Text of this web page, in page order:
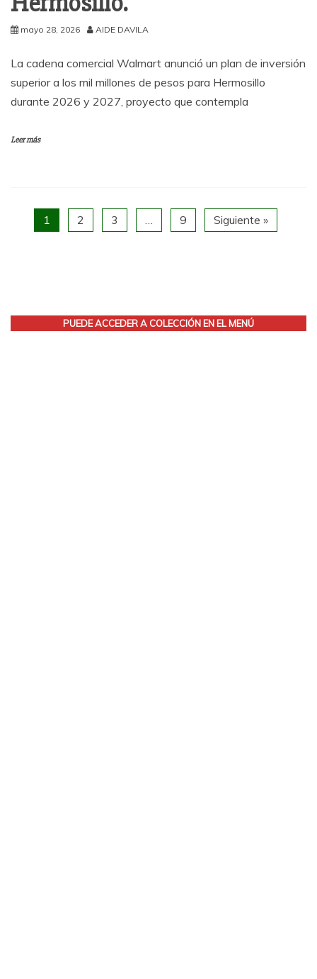
mayo 28, 2026 AIDE DAVILA
La cadena comercial Walmart anunció un plan de inversión
superior a los mil millones de pesos para Hermosillo
durante 2026 y 2027, proyecto que contempla
Leer más
1 2 3 9 Siguiente »
PUEDE ACCEDER A COLECCIÓN EN EL MENÚ